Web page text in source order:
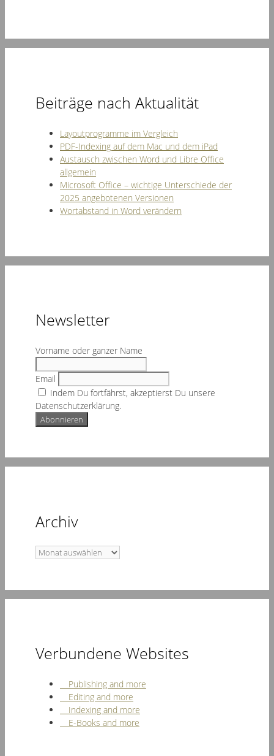
Beiträge nach Aktualität
Layoutprogramme im Vergleich
PDF-Indexing auf dem Mac und dem iPad
Austausch zwischen Word und Libre Office
allgemein
Microsoft Office – wichtige Unterschiede der
2025 angebotenen Versionen
Wortabstand in Word verändern
Newsletter
Vorname oder ganzer Name
Email
Indem Du fortfährst, akzeptierst Du unsere
Datenschutzerklärung.
Archiv
Archiv
Verbundene Websites
Publishing and more
Editing and more
Indexing and more
E-Books and more